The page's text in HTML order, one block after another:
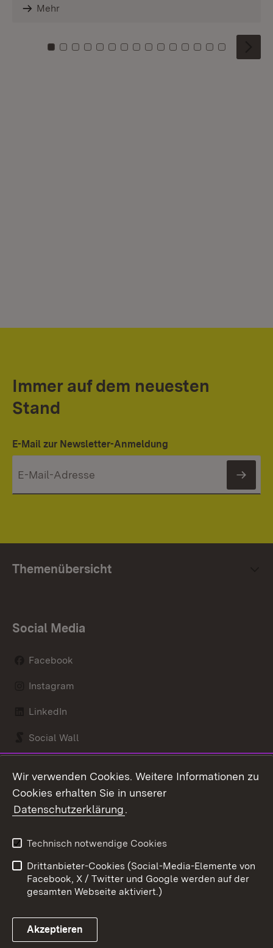
Mehr
Zu Kachel: 0
Zu Kachel: 1
Zu Kachel: 2
Zu Kachel: 3
Zu Kachel: 4
Zu Kachel: 5
Zu Kachel: 6
Zu Kachel: 7
Zu Kachel: 8
Zu Kachel: 9
Zu Kachel: 10
Zu Kachel: 11
Zu Kachel: 12
Zu Kachel:
Zu
Immer auf dem neuesten
Stand
E-Mail zur Newsletter-Anmeldung
Themenübersicht
Social Media
Facebook
Instagram
LinkedIn
Social Wall
Link zum Landesportal
Kontakt
Barrierefreiheit
Impressum
Cookies
Wir verwenden Cookies. Weitere Informationen zu
Cookies erhalten Sie in unserer
Datenschutzerklärung.
Technisch notwendige Cookies
Drittanbieter-Cookies (Social-Media-Elemente von
Facebook, X / Twitter und Google werden auf der
gesamten Webseite aktiviert.)
Akzeptieren